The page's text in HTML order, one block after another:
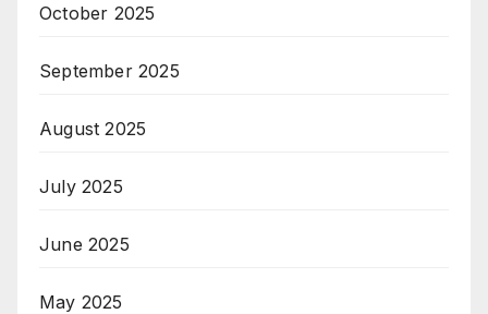
October 2025
September 2025
August 2025
July 2025
June 2025
May 2025